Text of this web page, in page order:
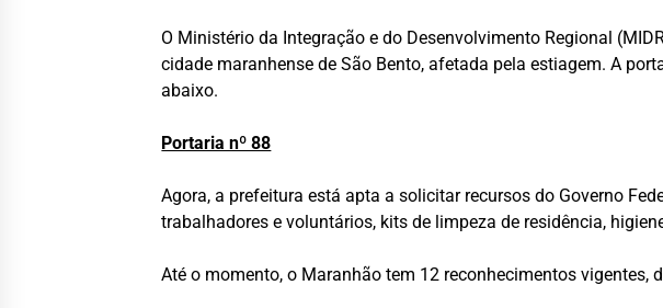
O Ministério da Integração e do Desenvolvimento Regional
cidade maranhense de São Bento, afetada pela estiagem. A
abaixo.
Portaria nº 88
Agora, a prefeitura está apta a solicitar recursos do Governo
trabalhadores e voluntários, kits de limpeza de residência,
Até o momento, o Maranhão tem 12 reconhecimentos